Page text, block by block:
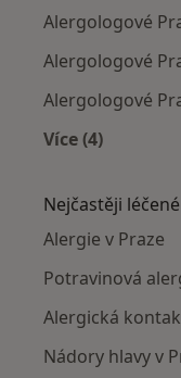
Alergologové
Alergologové
Alergologové
Více (4)
Nejčastěji
Alergie v Praze
Potravinová
Alergická
Nádory hlavy v